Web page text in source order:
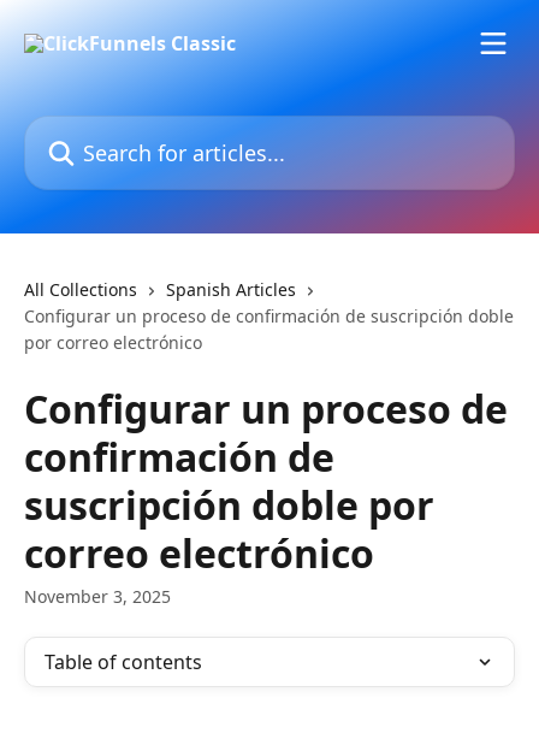
Search for articles...
All Collections
Spanish Articles
Configurar un proceso de confirmación de suscripción doble
por correo electrónico
Configurar un proceso de
confirmación de
suscripción doble por
correo electrónico
November 3, 2025
Table of contents